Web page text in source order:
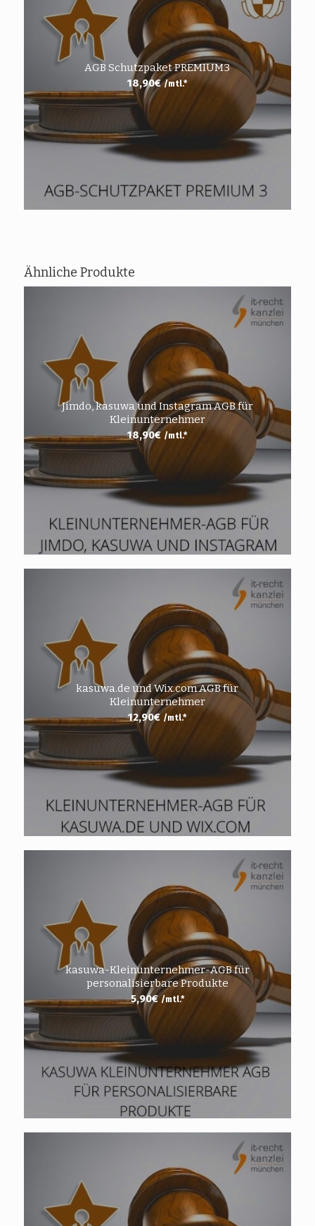
AGB Schutzpaket PREMIUM3
18,90€ /mtl.*
Ähnliche Produkte
Jimdo, kasuwa und Instagram AGB für
Kleinunternehmer
18,90€ /mtl.*
kasuwa.de und Wix.com AGB für
Kleinunternehmer
12,90€ /mtl.*
kasuwa-Kleinunternehmer-AGB für
personalisierbare Produkte
5,90€ /mtl.*